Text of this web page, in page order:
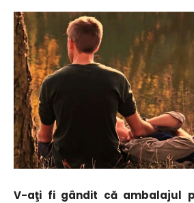
V-aţi fi gândit că ambalajul